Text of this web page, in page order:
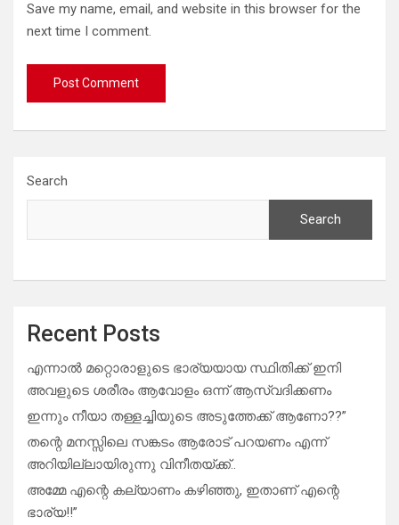
Save my name, email, and website in this browser for the
next time I comment.
Search
Search
Recent Posts
എന്നാൽ മറ്റൊരാളുടെ ഭാര്യയായ സ്ഥിതിക്ക് ഇനി
അവളുടെ ശരീരം ആവോളം ഒന്ന് ആസ്വദിക്കണം
ഇന്നും നീയാ തള്ളച്ചിയുടെ അടുത്തേക്ക് ആണോ??”
തന്റെ മനസ്സിലെ സങ്കടം ആരോട് പറയണം എന്ന്
അറിയില്ലായിരുന്നു വിനീതയ്ക്ക്..
അമ്മേ എന്റെ കല്യാണം കഴിഞ്ഞു, ഇതാണ് എന്റെ
ഭാര്യ!!”